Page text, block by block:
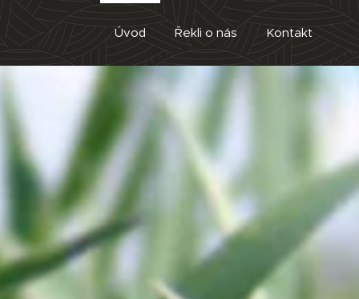
Úvod Řekli o nás Kontakt